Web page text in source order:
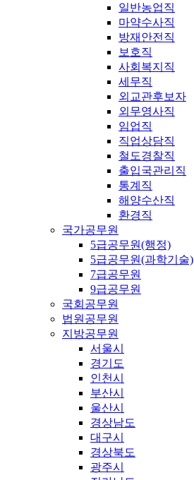
일반농업직
마약수사직
방재안전직
보호직
사회복지직
세무직
외교관후보자
외무영사직
임업직
직업상담직
철도경찰직
출입국관리직
통계직
해양수산직
환경직
국가공무원
5급공무원(행정)
5급공무원(과학기술)
7급공무원
9급공무원
국회공무원
법원공무원
지방공무원
서울시
경기도
인천시
부산시
울산시
경상남도
대구시
경상북도
광주시